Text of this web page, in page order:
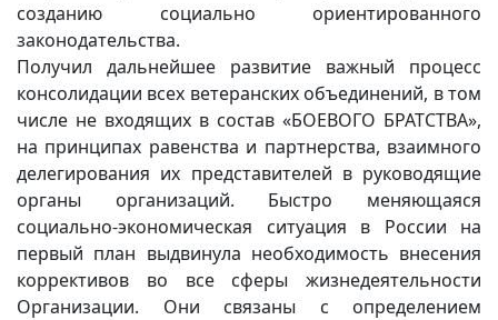
созданию социально ориентированного
законодательства.
Получил дальнейшее развитие важный процесс
консолидации всех ветеранских объединений, в том
числе не входящих в состав «БОЕВОГО БРАТСТВА»,
на принципах равенства и партнерства, взаимного
делегирования их представителей в руководящие
органы организаций. Быстро меняющаяся
социально-экономическая ситуация в России на
первый план выдвинула необходимость внесения
коррективов во все сферы жизнедеятельности
Организации. Они связаны с определением